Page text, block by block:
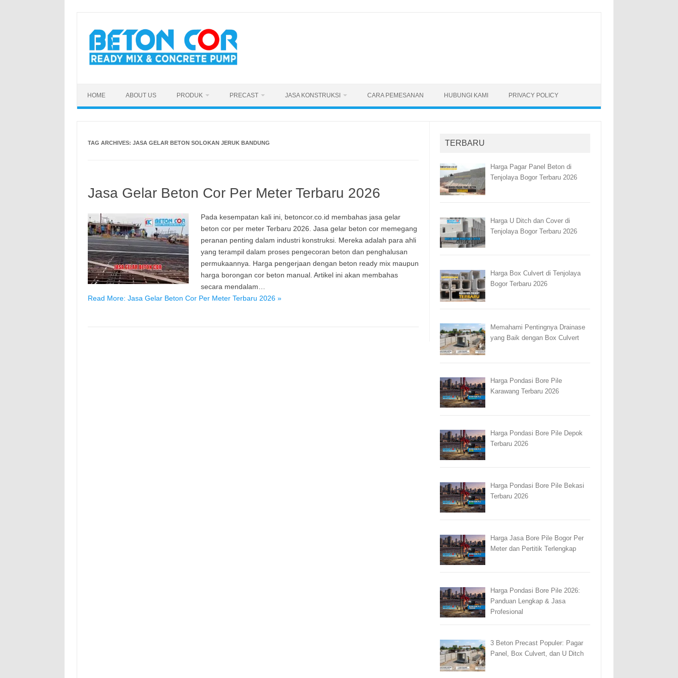
content
HOME ABOUT US PRODUK PRECAST JASA KONSTRUKSI CARA PEMESANAN HUBUNGI KAMI PRIVACY POLICY
TAG ARCHIVES: JASA GELAR BETON SOLOKAN JERUK BANDUNG
Jasa Gelar Beton Cor Per Meter Terbaru 2026
Pada kesempatan kali ini, betoncor.co.id membahas jasa gelar
beton cor per meter Terbaru 2026. Jasa gelar beton cor memegang
peranan penting dalam industri konstruksi. Mereka adalah para ahli
yang terampil dalam proses pengecoran beton dan penghalusan
permukaannya. Harga pengerjaan dengan beton ready mix maupun
harga borongan cor beton manual. Artikel ini akan membahas
secara mendalam…
Read More: Jasa Gelar Beton Cor Per Meter Terbaru 2026 »
TERBARU
Harga Pagar Panel Beton di
Tenjolaya Bogor Terbaru 2026
Harga U Ditch dan Cover di
Tenjolaya Bogor Terbaru 2026
Harga Box Culvert di Tenjolaya
Bogor Terbaru 2026
Memahami Pentingnya Drainase
yang Baik dengan Box Culvert
Harga Pondasi Bore Pile
Karawang Terbaru 2026
Harga Pondasi Bore Pile Depok
Terbaru 2026
Harga Pondasi Bore Pile Bekasi
Terbaru 2026
Harga Jasa Bore Pile Bogor Per
Meter dan Pertitik Terlengkap
Harga Pondasi Bore Pile 2026:
Panduan Lengkap & Jasa
Profesional
3 Beton Precast Populer: Pagar
Panel, Box Culvert, dan U Ditch